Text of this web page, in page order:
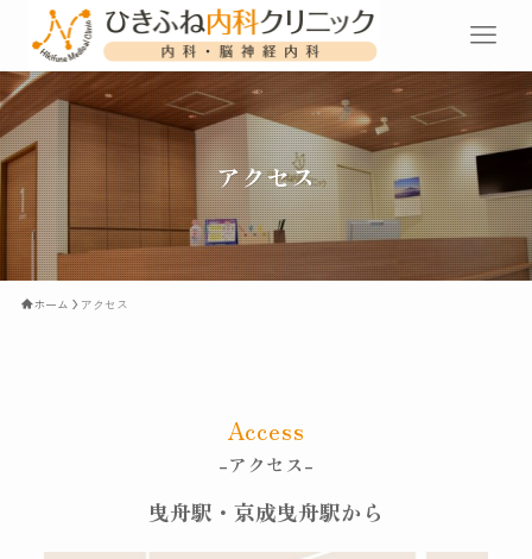
アクセス
ホーム アクセス
Access
-アクセス-
曳舟駅・京成曳舟駅から